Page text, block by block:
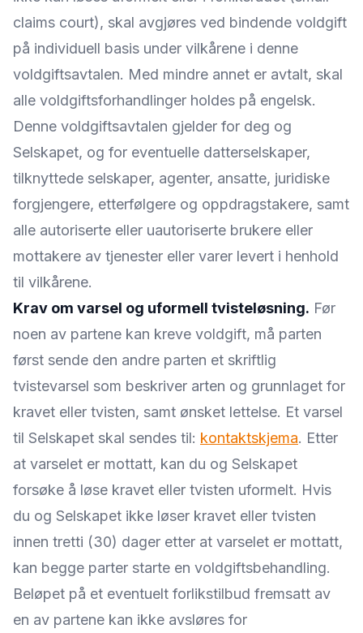
claims court), skal avgjøres ved bindende voldgift
på individuell basis under vilkårene i denne
voldgiftsavtalen. Med mindre annet er avtalt, skal
alle voldgiftsforhandlinger holdes på engelsk.
Denne voldgiftsavtalen gjelder for deg og
Selskapet, og for eventuelle datterselskaper,
tilknyttede selskaper, agenter, ansatte, juridiske
forgjengere, etterfølgere og oppdragstakere, samt
alle autoriserte eller uautoriserte brukere eller
mottakere av tjenester eller varer levert i henhold
til vilkårene.
Krav om varsel og uformell tvisteløsning. Før
noen av partene kan kreve voldgift, må parten
først sende den andre parten et skriftlig
tvistevarsel som beskriver arten og grunnlaget for
kravet eller tvisten, samt ønsket lettelse. Et varsel
til Selskapet skal sendes til: kontaktskjema. Etter
at varselet er mottatt, kan du og Selskapet
forsøke å løse kravet eller tvisten uformelt. Hvis
du og Selskapet ikke løser kravet eller tvisten
innen tretti (30) dager etter at varselet er mottatt,
kan begge parter starte en voldgiftsbehandling.
Beløpet på et eventuelt forlikstilbud fremsatt av
en av partene kan ikke avsløres for